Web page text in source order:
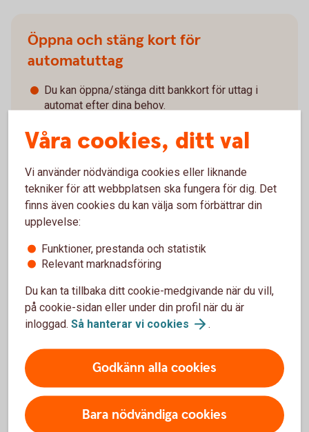
Öppna och stäng kort för
automatuttag
Du kan öppna/stänga ditt bankkort för uttag i
automat efter dina behov.
Tänk på att spärra kortet snabbt om det kan ha
kommit i orätta händer.
Så öppnar/stänger du kort för automatuttag
Våra cookies, ditt val
Vi använder nödvändiga cookies eller liknande
tekniker för att webbplatsen ska fungera för dig. Det
finns även cookies du kan välja som förbättrar din
upplevelse:
Funktioner, prestanda och statistik
Relevant marknadsföring
Du kan ta tillbaka ditt cookie-medgivande när du vill,
på cookie-sidan eller under din profil när du är
inloggad. Så hanterar vi cookies .
Godkänn alla cookies
Bara nödvändiga cookies